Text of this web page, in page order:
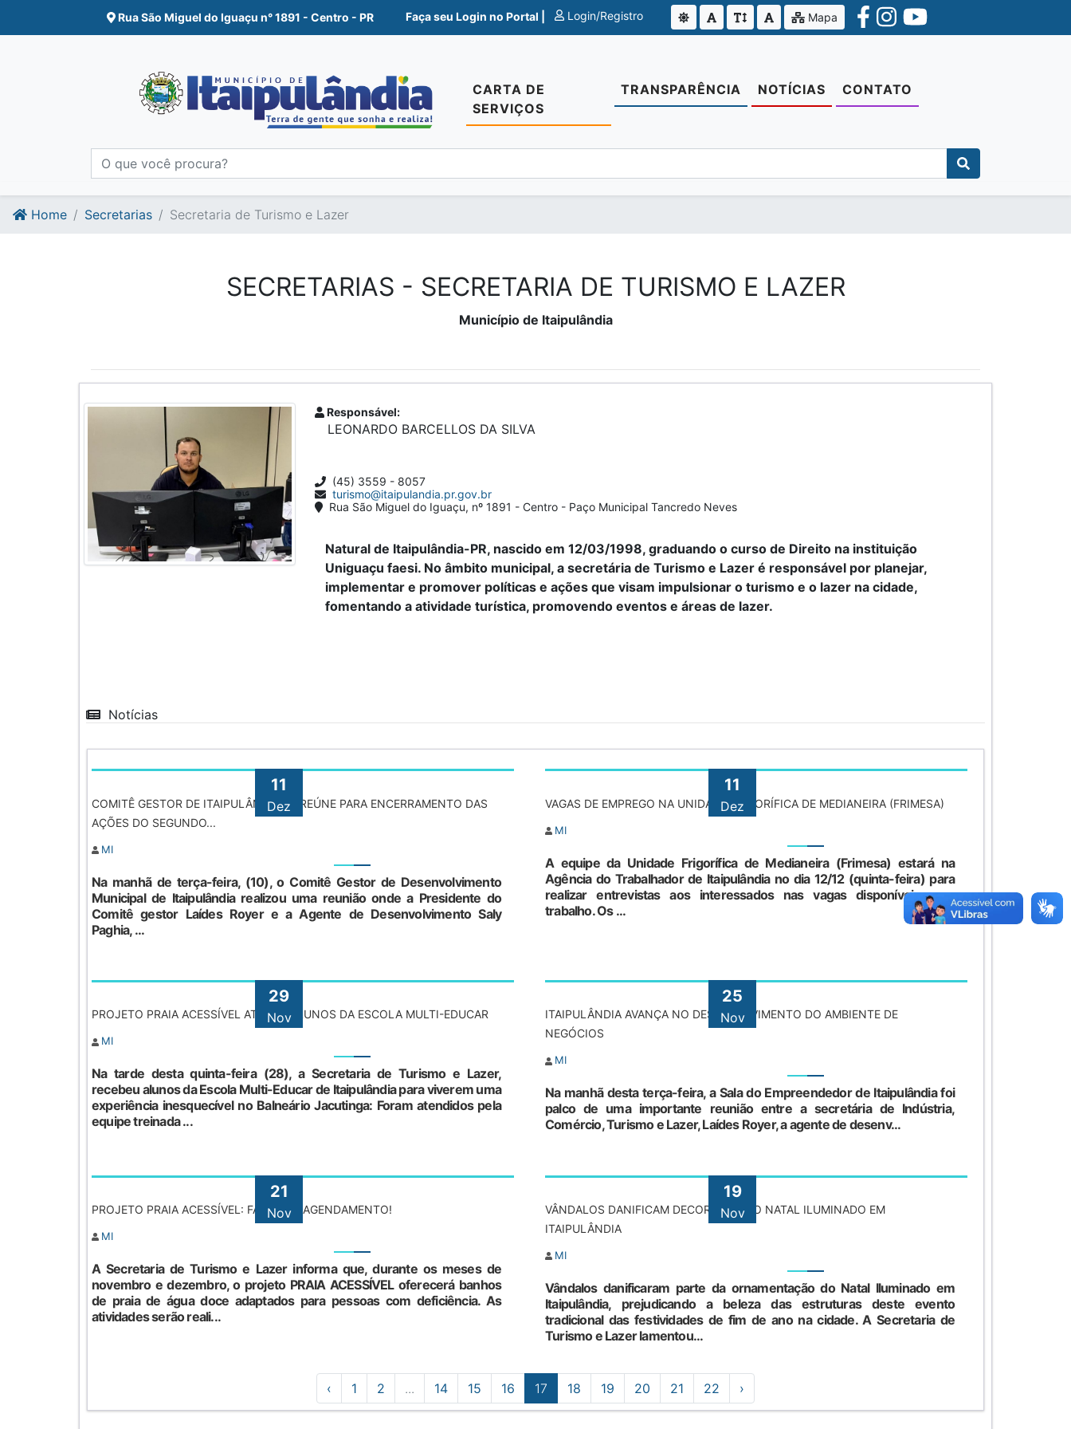
Ir para o conte�do
Ir para o fim do conte�do
Rua São Miguel do Iguaçu n° 1891 - Centro - PR Faça seu Login no Portal | Login/Registro Mapa
CARTA DE
SERVIÇOS
TRANSPARÊNCIA NOTÍCIAS CONTATO
Home Secretarias Secretaria de Turismo e Lazer
SECRETARIAS - SECRETARIA DE TURISMO E LAZER
Município de Itaipulândia
Responsável:
LEONARDO BARCELLOS DA SILVA
(45) 3559 - 8057
turismo@itaipulandia.pr.gov.br
Rua São Miguel do Iguaçu, nº 1891 - Centro - Paço Municipal Tancredo Neves
Natural de Itaipulândia-PR, nascido em 12/03/1998, graduando o curso de Direito na instituição
Uniguaçu faesi. No âmbito municipal, a secretária de Turismo e Lazer é responsável por planejar,
implementar e promover políticas e ações que visam impulsionar o turismo e o lazer na cidade,
fomentando a atividade turística, promovendo eventos e áreas de lazer.
Notícias
11
Dez
COMITÊ GESTOR DE ITAIPULÂNDIA SE REÚNE PARA ENCERRAMENTO DAS
AÇÕES DO SEGUNDO...
MI
Na manhã de terça-feira, (10), o Comitê Gestor de Desenvolvimento
Municipal de Itaipulândia realizou uma reunião onde a Presidente do
Comitê gestor Laídes Royer e a Agente de Desenvolvimento Saly
Paghia, ...
11
Dez
VAGAS DE EMPREGO NA UNIDADE FRIGORÍFICA DE MEDIANEIRA (FRIMESA)
MI
A equipe da Unidade Frigorífica de Medianeira (Frimesa) estará na
Agência do Trabalhador de Itaipulândia no dia 12/12 (quinta-feira) para
realizar entrevistas aos interessados nas vagas disponíveis para
trabalho. Os ...
29
Nov
PROJETO PRAIA ACESSÍVEL ATENDE ALUNOS DA ESCOLA MULTI-EDUCAR
MI
Na tarde desta quinta-feira (28), a Secretaria de Turismo e Lazer,
recebeu alunos da Escola Multi-Educar de Itaipulândia para viverem uma
experiência inesquecível no Balneário Jacutinga: Foram atendidos pela
equipe treinada ...
25
Nov
ITAIPULÂNDIA AVANÇA NO DESENVOLVIMENTO DO AMBIENTE DE
NEGÓCIOS
MI
Na manhã desta terça-feira, a Sala do Empreendedor de Itaipulândia foi
palco de uma importante reunião entre a secretária de Indústria,
Comércio, Turismo e Lazer, Laídes Royer, a agente de desenv...
21
Nov
PROJETO PRAIA ACESSÍVEL: FAÇA SEU AGENDAMENTO!
MI
A Secretaria de Turismo e Lazer informa que, durante os meses de
novembro e dezembro, o projeto PRAIA ACESSÍVEL oferecerá banhos
de praia de água doce adaptados para pessoas com deficiência. As
atividades serão reali...
19
Nov
VÂNDALOS DANIFICAM DECORAÇÃO DO NATAL ILUMINADO EM
ITAIPULÂNDIA
MI
Vândalos danificaram parte da ornamentação do Natal Iluminado em
Itaipulândia, prejudicando a beleza das estruturas deste evento
tradicional das festividades de fim de ano na cidade. A Secretaria de
Turismo e Lazer lamentou...
‹ 1 2 ... 14 15 16 17 18 19 20 21 22 ›